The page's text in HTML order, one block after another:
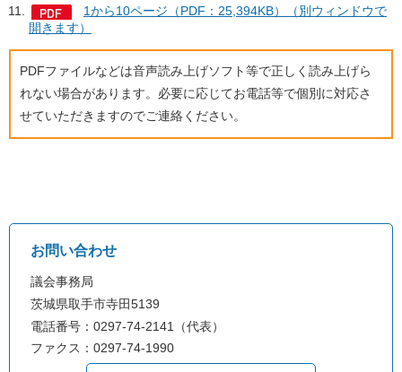
1から10ページ（PDF：25,394KB）（別ウィンドウで
開きます）
PDFファイルなどは音声読み上げソフト等で正しく読み上げら
れない場合があります。必要に応じてお電話等で個別に対応さ
せていただきますのでご連絡ください。
お問い合わせ
議会事務局
茨城県取手市寺田5139
電話番号：0297-74-2141（代表）
ファクス：0297-74-1990